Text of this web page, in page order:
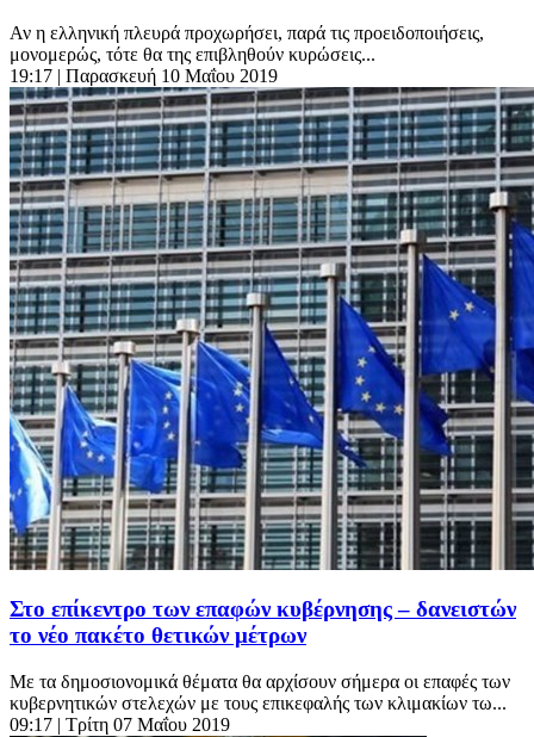
Αν η ελληνική πλευρά προχωρήσει, παρά τις προειδοποιήσεις,
μονομερώς, τότε θα της επιβληθούν κυρώσεις...
19:17 | Παρασκευή 10 Μαΐου 2019
Στο επίκεντρο των επαφών κυβέρνησης – δανειστών
το νέο πακέτο θετικών μέτρων
Με τα δημοσιονομικά θέματα θα αρχίσουν σήμερα οι επαφές των
κυβερνητικών στελεχών με τους επικεφαλής των κλιμακίων τω...
09:17 | Τρίτη 07 Μαΐου 2019